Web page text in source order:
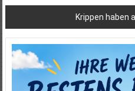
Krippen haben